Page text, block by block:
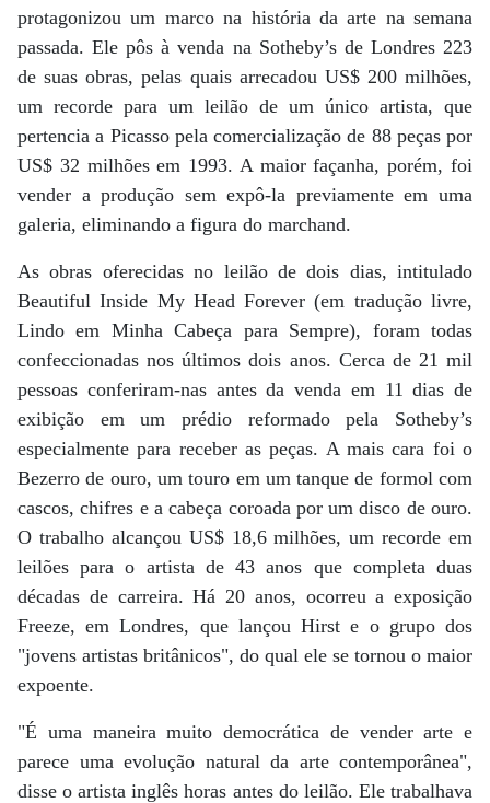
protagonizou um marco na história da arte na semana
passada. Ele pôs à venda na Sotheby’s de Londres 223
de suas obras, pelas quais arrecadou US$ 200 milhões,
um recorde para um leilão de um único artista, que
pertencia a Picasso pela comercialização de 88 peças por
US$ 32 milhões em 1993. A maior façanha, porém, foi
vender a produção sem expô-la previamente em uma
galeria, eliminando a figura do marchand.
As obras oferecidas no leilão de dois dias, intitulado
Beautiful Inside My Head Forever (em tradução livre,
Lindo em Minha Cabeça para Sempre), foram todas
confeccionadas nos últimos dois anos. Cerca de 21 mil
pessoas conferiram-nas antes da venda em 11 dias de
exibição em um prédio reformado pela Sotheby’s
especialmente para receber as peças. A mais cara foi o
Bezerro de ouro, um touro em um tanque de formol com
cascos, chifres e a cabeça coroada por um disco de ouro.
O trabalho alcançou US$ 18,6 milhões, um recorde em
leilões para o artista de 43 anos que completa duas
décadas de carreira. Há 20 anos, ocorreu a exposição
Freeze, em Londres, que lançou Hirst e o grupo dos
"jovens artistas britânicos", do qual ele se tornou o maior
expoente.
"É uma maneira muito democrática de vender arte e
parece uma evolução natural da arte contemporânea",
disse o artista inglês horas antes do leilão. Ele trabalhava